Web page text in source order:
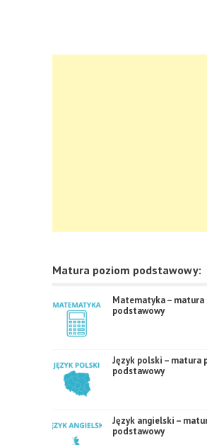
Matura poziom podstawowy:
Matematyka –
podstawowy
Język polski – matura
podstawowy
Język angielski –
podstawowy